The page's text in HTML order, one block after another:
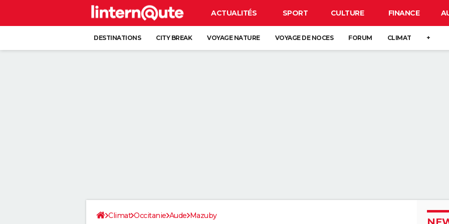
ACTUALITÉS SPORT CULTURE FINANCE
DESTINATIONS CITY BREAK VOYAGE NATURE VOYAGE DE NOCES FORUM CLIMAT +
Climat Occitanie Aude Mazuby